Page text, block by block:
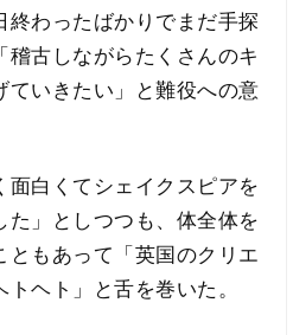
終わったばかりでまだ手探
稽古しながらたくさんのキ
ていきたい」と難役への意
白くてシェイクスピアを
」としつつも、体全体を
もあって「英国のクリエ
ヘト」と舌を巻いた。